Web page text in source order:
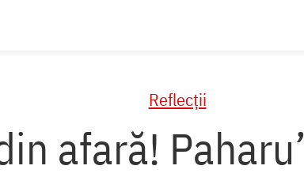
Reflecții
afară!